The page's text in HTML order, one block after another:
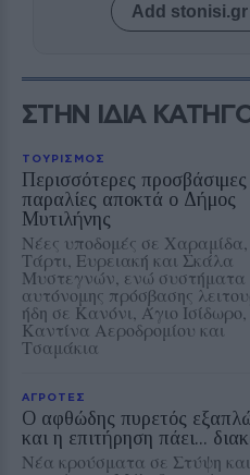
Add
ΣΤΗΝ ΙΔΙΑ
ΤΟΥΡΙΣΜΟΣ
Περισσότερες προσβάσιμες
παραλίες αποκτά ο Δήμος
Μυτιλήνης
Νέες υποδομές σε Χαραμίδα,
Τάρτι, Ευρειακή και Σκάλα
Μυστεγνών, ενώ συστήματα
αυτόνομης πρόσβασης
ήδη σε Κανόνι, Άγιο Ισίδωρο,
Καντίνα Αεροδρομίου και
Τσαμάκια
ΑΓΡΟΤΕΣ
Ο αφθώδης πυρετός
και η επιτήρηση πάει...
Νέα κρούσματα σε Στύψη και